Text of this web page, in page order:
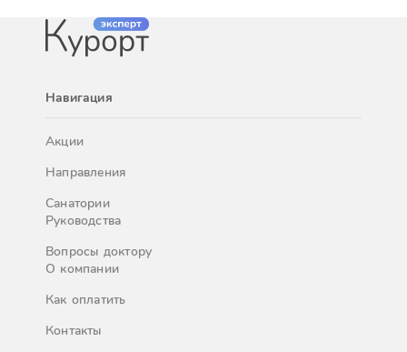
Навигация
Акции
Направления
Санатории
Руководства
Вопросы доктору
О компании
Как оплатить
Контакты